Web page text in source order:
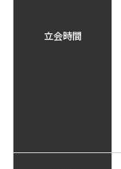
立会時間